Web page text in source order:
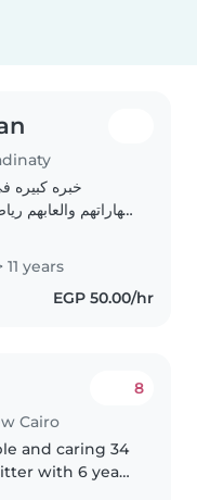
خبره كبيره
مهاراتهم والعابهم
وشربهم
وصبوره
years
EGP 50.00/hr
Cairo
8
and caring 34
with 6 years